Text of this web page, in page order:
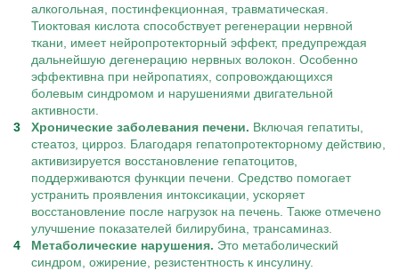
алкогольная, постинфекционная, травматическая.
Тиоктовая кислота способствует регенерации нервной
ткани, имеет нейропротекторный эффект, предупреждая
дальнейшую дегенерацию нервных волокон. Особенно
эффективна при нейропатиях, сопровождающихся
болевым синдромом и нарушениями двигательной
активности.
Хронические заболевания печени. Включая гепатиты,
стеатоз, цирроз. Благодаря гепатопротекторному действию,
активизируется восстановление гепатоцитов,
поддерживаются функции печени. Средство помогает
устранить проявления интоксикации, ускоряет
восстановление после нагрузок на печень. Также отмечено
улучшение показателей билирубина, трансаминаз.
Метаболические нарушения. Это метаболический
синдром, ожирение, резистентность к инсулину.